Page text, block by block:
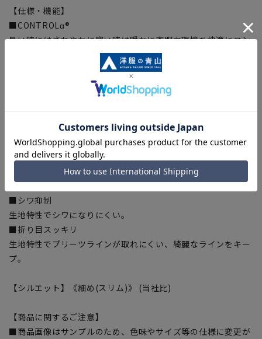
【仕様・機能】
■CONTROLα®
暑い時にはさわやかに寒い時は暖かに衣服内環境を快適にコン
交互に履くことで綺麗にパンツ長持ち。
ご家庭で洗濯可能、洗濯機・シャワークリーンなど洗い方も選
べます。ジャケットのみパンツだけでの洗濯等、ちょっとした
汚れは部分洗いもOK。
■ストレッチ
身体の動きを妨げない快適な伸縮性で快適な着心地をサポー
ト。
■シワ抑制
生地特性でシワになりにくい。
■折り目スッキリ
生地特性でプリーツラインが取れにくい、綺麗なラインをキー
プ。
【シルエット】《細め(スリム)》 (当社比)
【商品に関するご注意】
■商品画像はサンプルのため、色味やサイズ等の仕様に変更が